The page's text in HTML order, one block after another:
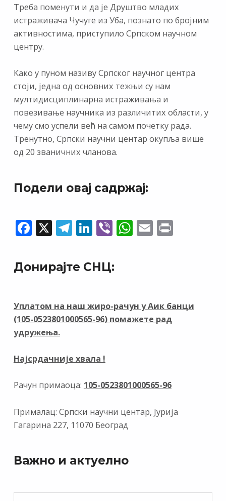
Треба поменути и да је Друштво младих
истраживача Чучуге из Уба, познато по бројним
активностима, приступило Српском научном
центру.
Како у пуном називу Српског научног центра
стоји, једна од основних тежњи су нам
мултидисциплинарна истраживања и
повезивање научника из различитих области, у
чему смо успели већ на самом почетку рада.
Тренутно, Српски научни центар окупља више
од 20 званичних чланова.
Подели овај садржај:
F
e
b
o
k
X T
e
gr
m
Li
k
e
n
Vi
er
W
p
p
E Pr
Донирајте СНЦ:
Уплатом на наш жиро-рачун у Аик банци
(105-0523801000565-96) помажете рад
удружења.
Најсрдачније хвала !
Рачун примаоца: 105-0523801000565-96
Прималац: Српски научни центар, Јурија
Гагарина 227, 11070 Београд
Важно и актуелно